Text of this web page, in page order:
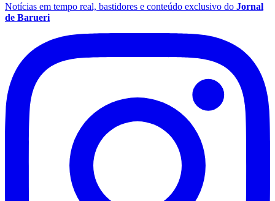
Santos
Notícias em tempo real, bastidores e conteúdo exclusivo do Jornal
de Barueri